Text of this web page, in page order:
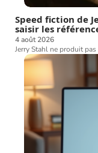
Speed fiction de
saisir les
4 août 2026
Jerry Stahl ne produit